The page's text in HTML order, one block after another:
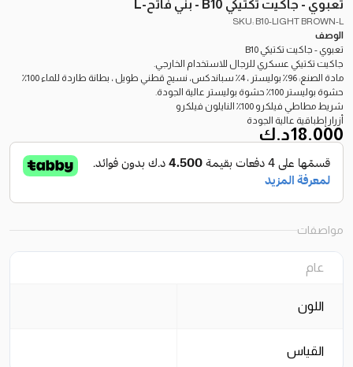
تعبوي - جاكيت تكتيكي B10 - بني فاتح-L
SKU: B10-LIGHT BROWN-L
الوصف
تعبوي - جاكيت تكتيكي B10
جاكيت تكتيكي عسكري للرجال للاستخدام الخارجي.
مادة الصنع: 96٪ بوليستر ، 4٪ سباندكس، نسيج قطني طويل ، بطانة طاردة للماء 100٪
حشوة بوليستر 100٪ حشوة بوليستر عالية الجودة.
شريط مطاطي فيلكرو 100٪ النايلون فيلكرو
أزرار إطباقية عالية الجودة
18.000د.ك
مواصفات
عام
اللون
القياس